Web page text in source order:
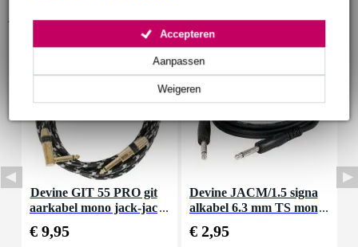
Weigeren
Aanpassen
Accepteren
Accessoires (9)
Devine GIT 55 PRO git
aarkabel mono jack-jac
€ 9,95
Devine JACM/1.5 signa
alkabel 6.3 mm TS mon
€ 2,95